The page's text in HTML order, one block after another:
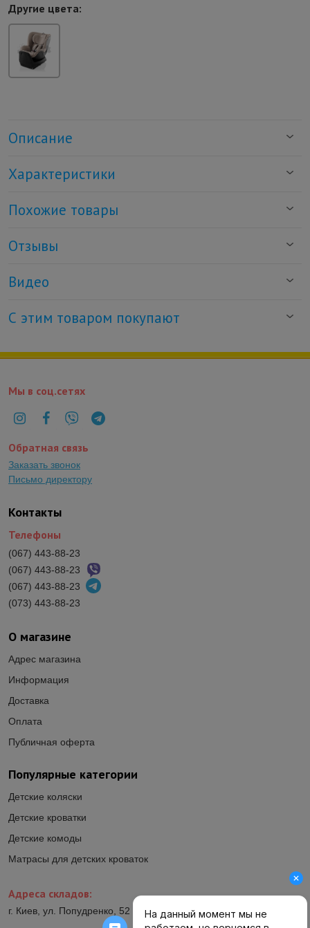
Другие цвета:
Описание
Характеристики
Похожие товары
Отзывы
Видео
С этим товаром покупают
Популярные категории
Детские коляски
Детские кроватки
Детские комоды
Матрасы для детских кроваток
О магазине
Адрес магазина
Информация
Доставка
Оплата
Публичная оферта
Контакты
Телефоны
(067) 443-88-23
(067) 443-88-23
(067) 443-88-23
(073) 443-88-23
Адреса складов:
г. Киев, ул. Попудренко, 52 (ул.Гетьмана Павла Полуботка, 52)
Мы в соц.сетях
Обратная связь
Заказать звонок
Письмо директору